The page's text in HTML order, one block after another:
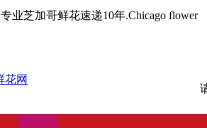
业芝加哥鲜花速递10年.Chicago flower